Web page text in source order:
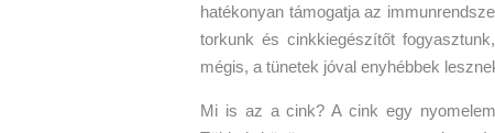
hatékonyan támogatja az
torkunk és cinkkiegészítőt
mégis, a tünetek jóval enyhébbek
Mi is az a cink? A cink egy